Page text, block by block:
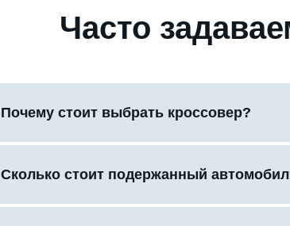
Часто
Почему стоит выбрать кроссовер?
Сколько стоит подержанный